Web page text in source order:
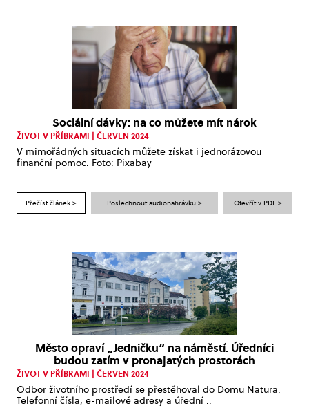
Sociální dávky: na co můžete mít nárok
ŽIVOT V PŘÍBRAMI | ČERVEN 2024
V mimořádných situacích můžete získat i jednorázovou
finanční pomoc. Foto: Pixabay
Přečíst článek > Poslechnout audionahrávku > Otevřít v PDF >
Město opraví „Jedničku“ na náměstí. Úředníci
budou zatím v pronajatých prostorách
ŽIVOT V PŘÍBRAMI | ČERVEN 2024
Odbor životního prostředí se přestěhoval do Domu Natura.
Telefonní čísla, e-mailové adresy a úřední ..